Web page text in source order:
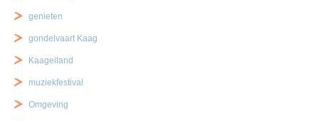
genieten
gondelvaart Kaag
Kaageiland
muziekfestival
Omgeving